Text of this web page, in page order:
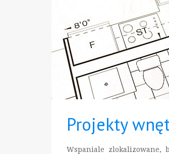
Projekty
Wspaniale zlokalizowane,